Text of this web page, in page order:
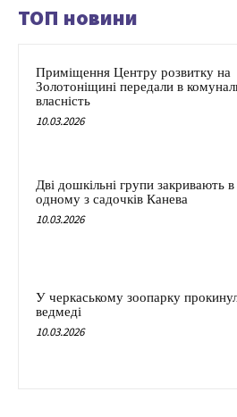
ТОП новини
Приміщення Центру розвитку на
Золотоніщині передали в
власність
10.03.2026
Дві дошкільні групи закривають в
одному з садочків Канева
10.03.2026
У черкаському зоопарку
ведмеді
10.03.2026